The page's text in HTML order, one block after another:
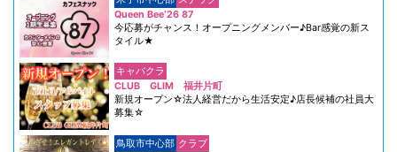
Queen Bee‘26 87
今応募がチャンス！オープニングメンバー♪Bar感覚の新ス
タイル★
キャバクラ
CLUB GLIM 福井片町
新規オープン☆法人経営だから生活安定♪店長候補の社員大
募集☆
鳥取市中心部 クラブ